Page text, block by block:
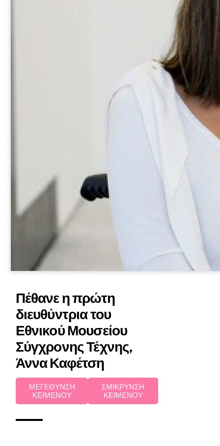
Πέθανε η πρώτη
διευθύντρια του
Εθνικού Μουσείου
Σύγχρονης Τέχνης,
Άννα Καφέτση
ΜΕΓΕΘΥΝΣΗ
ΚΕΙΜΕΝΟΥ
ΣΜΙΚΡΥΝΣΗ
ΚΕΙΜΕΝΟΥ